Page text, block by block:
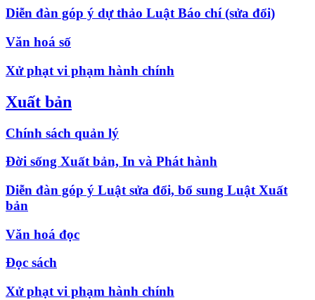
Diễn đàn góp ý dự thảo Luật Báo chí (sửa đổi)
Văn hoá số
Xử phạt vi phạm hành chính
Xuất bản
Chính sách quản lý
Đời sống Xuất bản, In và Phát hành
Diễn đàn góp ý Luật sửa đổi, bổ sung Luật Xuất
bản
Văn hoá đọc
Đọc sách
Xử phạt vi phạm hành chính